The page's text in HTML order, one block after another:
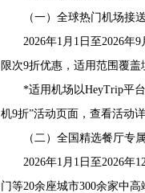
（一）全球热门机场接送
2026年1月1日至2026年9
限次9折优惠，适用范围覆
*适用机场以HeyTrip平台
机9折”活动页面，查看活动
（二）全国精选餐厅专属
2026年1月1日至2026年12
门等20余座城市300余家中